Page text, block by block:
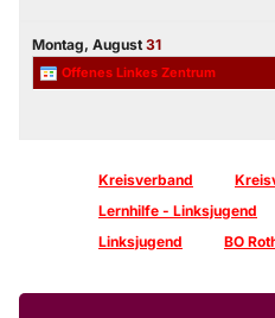
Montag, August 31
Offenes Linkes Zentrum
Kreisverband
Lernhilfe - Linksjugend
Linksjugend
BO